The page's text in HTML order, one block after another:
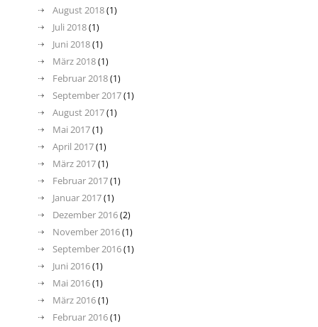
August 2018(1)
Juli 2018(1)
Juni 2018(1)
März 2018(1)
Februar 2018(1)
September 2017(1)
August 2017(1)
Mai 2017(1)
April 2017(1)
März 2017(1)
Februar 2017(1)
Januar 2017(1)
Dezember 2016(2)
November 2016(1)
September 2016(1)
Juni 2016(1)
Mai 2016(1)
März 2016(1)
Februar 2016(1)